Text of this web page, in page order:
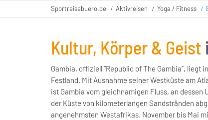
Sportreisebuero.de Aktivreisen Yoga / Fitness
Kultur, Körper & Geist
Gambia, offiziell “Republic of The Gambia”,
Festland. Mit Ausnahme seiner Westküste am
ist Gambia vom gleichnamigen Fluss, an
der Küste von kilometerlangen Sandstränden
angenehmsten Westafrikas. November bis Mai